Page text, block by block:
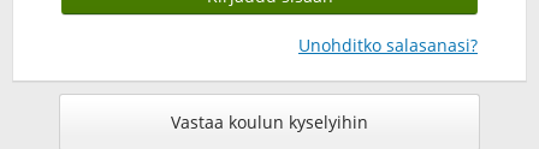
Unohditko salasanasi?
Vastaa koulun kyselyihin